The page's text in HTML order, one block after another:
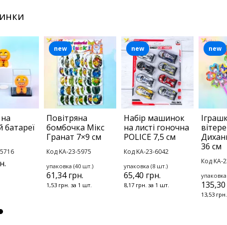
батареї
Повітряна
бомбочка Мікс
Гранат 7×9 см
Код KA-23-5975
упаковка (40 шт.)
61,34 грн.
1,53 грн. за 1 шт.
new
Набір машинок
на листі гоночна
POLICE 7,5 см
Код KA-23-6042
упаковка (8 шт.)
65,40 грн.
8,17 грн. за 1 шт.
new
36 см
Код KA-
13,53
new